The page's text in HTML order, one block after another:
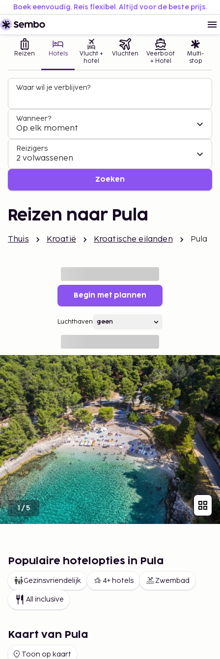
Boek eenvoudig. Reis flexibel. Altijd voor de beste prijs.
Reizen Hotels
Vlucht +
hotel
Vluchten
Veerboot
+ Hotel
Multi-
stop
Waar wil je verblijven?
Wanneer?
Op elk moment
Reizigers
2 volwassenen
Zoeken
Reizen naar Pula
Thuis Kroatië Kroatische eilanden Pula
Begin met plannen
Luchthaven
1/5
Populaire hotelopties in Pula
Gezinsvriendelijk 4+ hotels Zwembad
All inclusive
Kaart van Pula
Toon op kaart